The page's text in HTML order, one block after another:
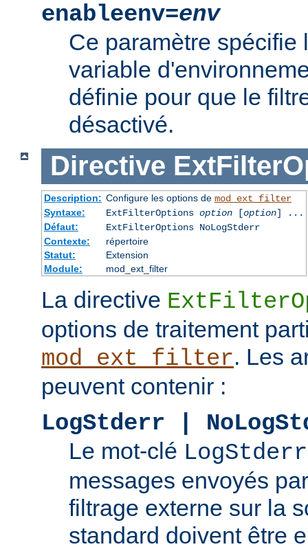
enableenv=env
Ce paramètre spécifie
variable
définie pour que le
désactivé.
Directive
Description: Configure les options de mod_ext_filter
Syntaxe:
ExtFilterOptions option[option] ...
Défaut:
ExtFilterOptions NoLogStderr
Contexte:
répertoire
Statut:
Extension
Module:
mod_ext_filter
La directive
options de traitement
mod_ext_filter. Les
peuvent contenir :
LogStderr |
Le mot-clé LogStderr
messages envoyés
filtrage externe sur la
standard doivent être